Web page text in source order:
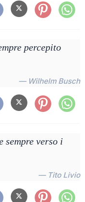
percepito
— Wilhelm Busch
sempre verso i
— Tito Livio